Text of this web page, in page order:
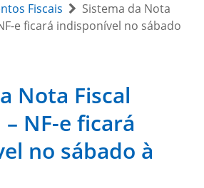
Fiscais
Sistema da Nota
e ficará indisponível no sábado
Nota Fiscal
NF-e ficará
no sábado à